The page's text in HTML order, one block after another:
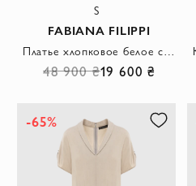
S
FABIANA FILIPPI
Платье хлопковое белое с V-образным вырезом женское
48 900 ₴19 600 ₴
-65%